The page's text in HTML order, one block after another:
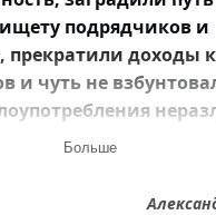
подрядчиков и
прекратили доходы
и чуть не
постановлениями,
ни народ. Уничтожьте
Больше